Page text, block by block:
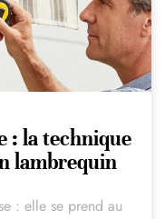
: la technique
lambrequin
: elle se prend au